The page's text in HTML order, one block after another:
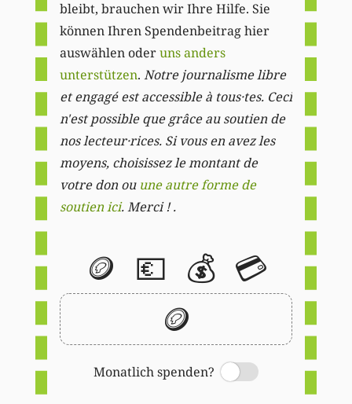
bleibt, brauchen wir Ihre Hilfe. Sie
können Ihren Spendenbeitrag hier
auswählen oderuns anders
unterstützen. Notre journalisme libre
et engagé est accessible à tous·tes. Ceci
n'est possible que grâce au soutien de
nos lecteur·rices. Si vous en avez les
moyens, choisissez le montant de
votre don ou une autre forme de
soutien ici. Merci ! .
🪙 💶 💰 💳
🪙
Monatlich spenden?
Switch